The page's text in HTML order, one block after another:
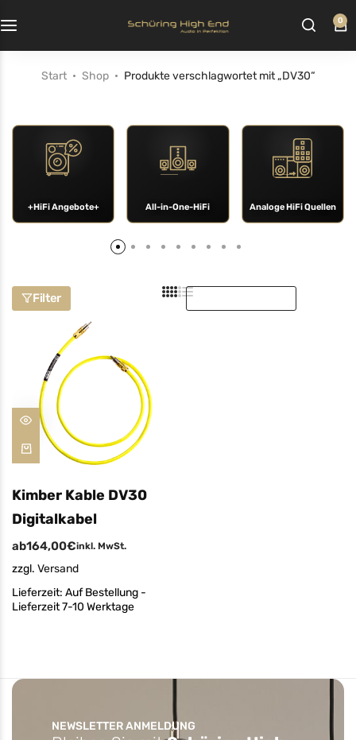
0
Start Shop Produkte verschlagwortet mit „DV30“
+HiFi Angebote+ All-in-One-HiFi Analoge HiFi Quellen
Filter
Kimber Kable DV30
Digitalkabel
ab164,00€inkl. MwSt.
zzgl. Versand
Lieferzeit: Auf Bestellung -
Lieferzeit 7-10 Werktage
NEWSLETTER ANMELDUNG